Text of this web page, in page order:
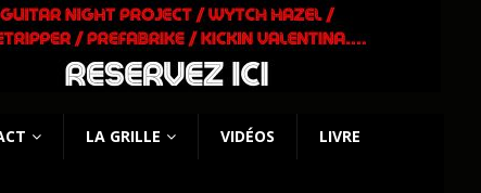
LA GRILLE VIDÉOS LIVRE